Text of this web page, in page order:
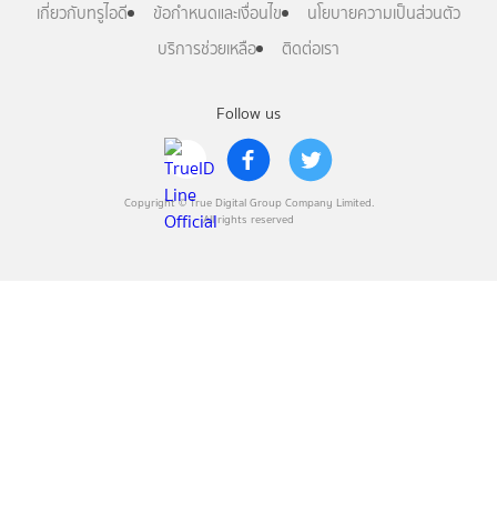
Follow us
Copyright © True Digital Group Company Limited.
All rights reserved
เกี่ยวกับทรูไอดี ข้อกำหนดและเงื่อนไข
นโยบายความเป็นส่วนตัว
บริการช่วยเหลือ
ติดต่อเรา